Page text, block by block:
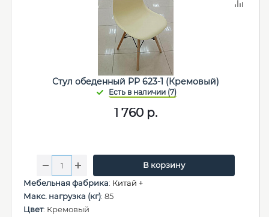
Стул обеденный PP 623-1 (Кремовый)
1 760 р.
В корзину
Мебельная фабрика: Китай +
Макс. нагрузка (кг): 85
Цвет: Кремовый